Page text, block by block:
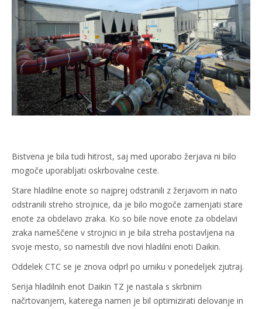
Bistvena je bila tudi hitrost, saj med uporabo žerjava ni bilo
mogoče uporabljati oskrbovalne ceste.
Stare hladilne enote so najprej odstranili z žerjavom in nato
odstranili streho strojnice, da je bilo mogoče zamenjati stare
enote za obdelavo zraka. Ko so bile nove enote za obdelavi
zraka nameščene v strojnici in je bila streha postavljena na
svoje mesto, so namestili dve novi hladilni enoti Daikin.
Oddelek CTC se je znova odprl po urniku v ponedeljek zjutraj.
Serija hladilnih enot Daikin TZ je nastala s skrbnim
načrtovanjem, katerega namen je bil optimizirati delovanje in